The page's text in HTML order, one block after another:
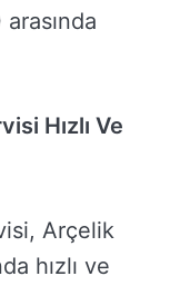
Hızlı Ve
Arçelik
hızlı ve